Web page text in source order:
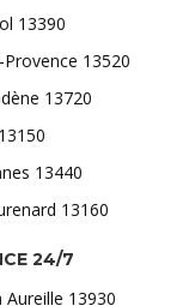
13390
13520
13720
13440
13160
24/7
13930